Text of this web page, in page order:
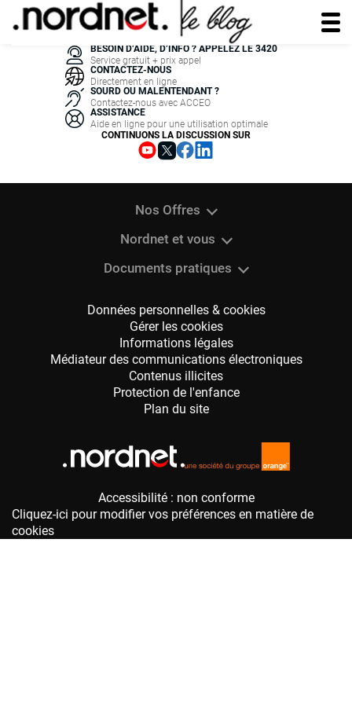
Accessibilité : non conforme
Cliquez-ici pour modifier vos préférences en matière de
cookies